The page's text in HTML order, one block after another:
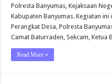
Polresta Banyumas, Kejaksaan
Kabupaten Banyumas. Kegiatan
Perangkat Desa, Polresta
Camat Baturraden, Sekcam, Ketua
Read More »